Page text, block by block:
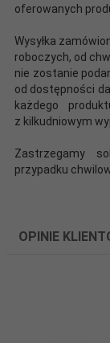
oferowanych
Wysyłka
roboczych, od
nie zostanie
od dostępności
każdego
z kilkudniowym
Zastrzegamy
przypadku
OPINIE